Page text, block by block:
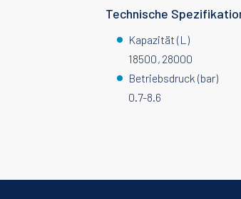
Technische
Kapazität (L)
18500 28000
Betriebsdruck (bar)
0.7-8.6